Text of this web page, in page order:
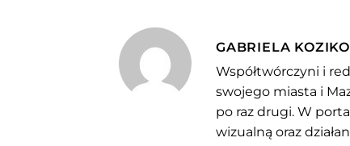
GABRIELA
Współtwórczyni i
swojego miasta i
po raz drugi. W
wizualną oraz